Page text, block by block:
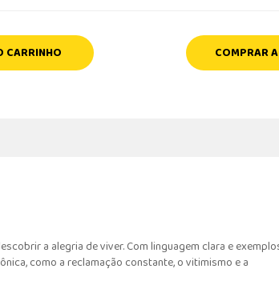
CARRINHO COMPRAR
a alegria de viver. Com linguagem clara e
como a reclamação constante, o vitimismo e a